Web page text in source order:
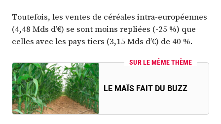
Toutefois, les ventes de céréales intra-européennes
(4,48 Mds d’€) se sont moins repliées (-25 %) que
celles avec les pays tiers (3,15 Mds d’€) de 40 %.
SUR LE MÊME THÈME
LE MAÏS FAIT DU BUZZ